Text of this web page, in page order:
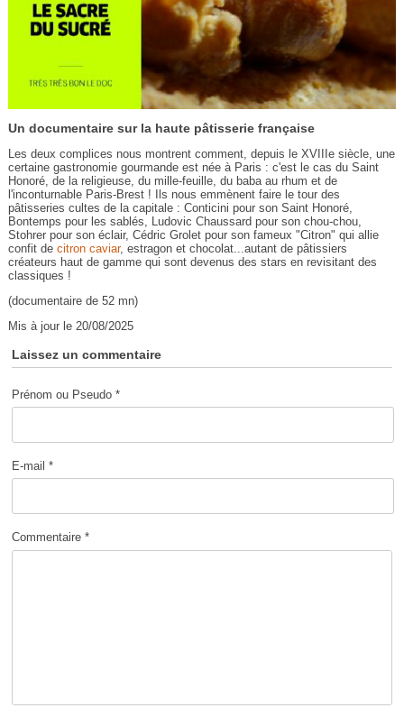
Un documentaire sur la haute pâtisserie française
Les deux complices nous montrent comment, depuis le XVIIIe siècle, une
certaine gastronomie gourmande est née à Paris : c'est le cas du Saint
Honoré, de la religieuse, du mille-feuille, du baba au rhum et de
l'inconturnable Paris-Brest ! Ils nous emmènent faire le tour des
pâtisseries cultes de la capitale : Conticini pour son Saint Honoré,
Bontemps pour les sablés, Ludovic Chaussard pour son chou-chou,
Stohrer pour son éclair, Cédric Grolet pour son fameux "Citron" qui allie
confit de citron caviar, estragon et chocolat...autant de pâtissiers
créateurs haut de gamme qui sont devenus des stars en revisitant des
classiques !
(documentaire de 52 mn)
Mis à jour le 20/08/2025
Laissez un commentaire
Prénom ou Pseudo *
E-mail *
Commentaire *